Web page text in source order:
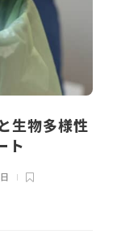
生物多様性
ト